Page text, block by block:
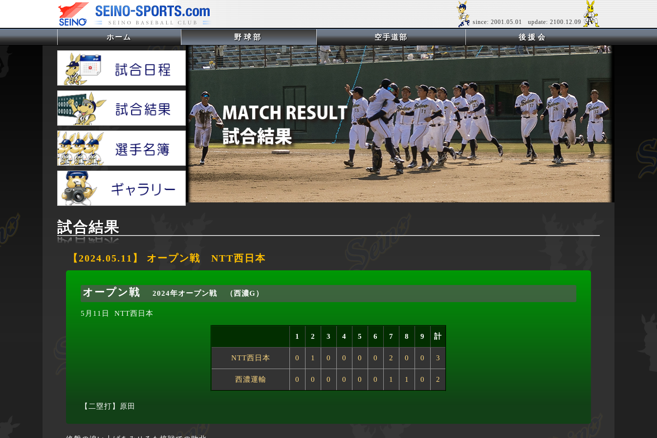
since: 2001.05.01 update: 2100.12.09
ホーム(current) 野球部 空手道部 後援会
試合結果
【2024.05.11】 オープン戦 NTT西日本
オープン戦 2024年オープン戦 （西濃G）
5月11日 NTT西日本
1 2 3 4 5 6 7 8 9 計
NTT西日本 0 1 0 0 0 0 2 0 0 3
西濃運輸 0 0 0 0 0 0 1 1 0 2
【二塁打】原田